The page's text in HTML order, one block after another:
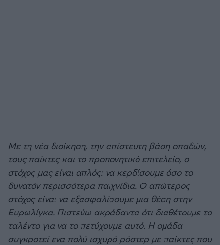
Με τη νέα διοίκηση, την απίστευτη βάση οπαδών,
τους παίκτες και το προπονητικό επιτελείο, ο
στόχος μας είναι απλός: να κερδίσουμε όσο το
δυνατόν περισσότερα παιχνίδια. Ο απώτερος
στόχος είναι να εξασφαλίσουμε μια θέση στην
Ευρωλίγκα. Πιστεύω ακράδαντα ότι διαθέτουμε το
ταλέντο για να το πετύχουμε αυτό. Η ομάδα
συγκροτεί ένα πολύ ισχυρό ρόστερ με παίκτες που